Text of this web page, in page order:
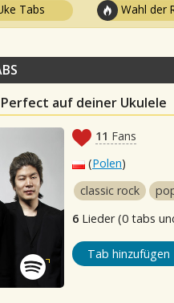
Tabs Wahl der
auf deiner Ukulele
11 Fans
(Polen)
classic rock
6 Lieder (0 tabs
Tab hinzufügen